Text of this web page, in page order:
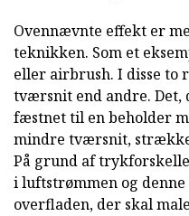
Ovennævnte effekt er
teknikken. Som et
eller airbrush. I disse to
tværsnit end andre. Det,
fæstnet til en beholder
mindre tværsnit,
På grund af
i luftstrømmen og
overfladen, der skal